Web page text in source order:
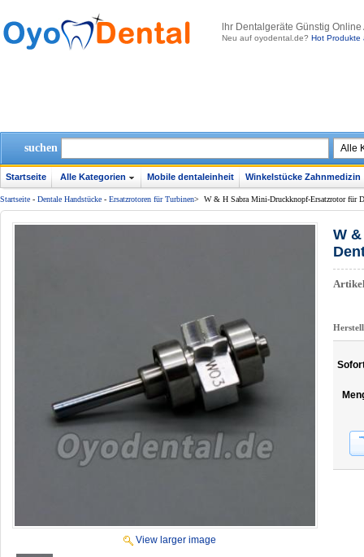
lhr Dentalgeräte Günstig
Neu auf oyodental.de? Hot Produkte
suchen
Startseite Alle Kategorien Mobile dentaleinheit Winkelstücke Zahnmedizin
Startseite - Dentale Handstücke - Ersatzrotoren für Turbinen> W & H Sabra Mini-Druckknopf-Ersatzrotor für
View larger image
W